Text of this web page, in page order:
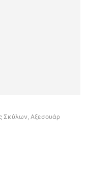
Σκύλων, Αξεσουάρ